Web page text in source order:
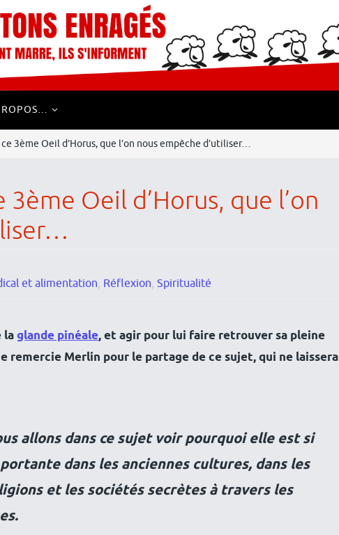
3ème Oeil d’Horus, que l’on nous empêche d’utiliser…
Oeil d’Horus, que l’on
et alimentation, Réflexion, Spiritualité
laglande pinéale, et agir pour lui faire retrouver sa pleine
remercie Merlin pour le partage de ce sujet, qui ne laissera
allons dans ce sujet voir pourquoi elle est si
dans les anciennes cultures, dans les
et les sociétés secrètes à travers les